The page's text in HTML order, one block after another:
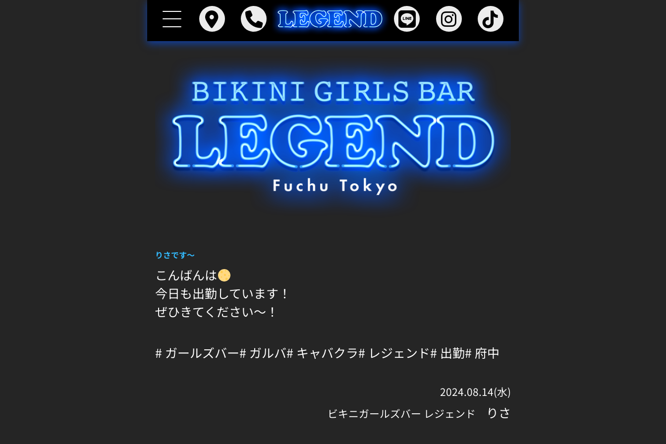
りさです〜
こんばんは
今日も出勤しています！
ぜひきてください〜！
# ガールズバー# ガルバ# キャバクラ# レジェンド# 出勤# 府中
2024.08.14(水)
ビキニガールズバー レジェンド
りさ